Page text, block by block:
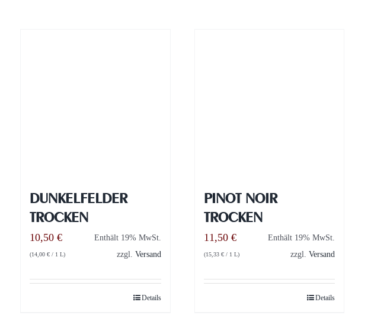
DUNKELFELDER
TROCKEN
10,50€ Enthält 19% MwSt.
(14,00€ / 1 L) zzgl. Versand
Details
PINOT NOIR
TROCKEN
11,50 € Enthält 19% MwSt.
(15,33 €/ 1 L) zzgl. Versand
Details